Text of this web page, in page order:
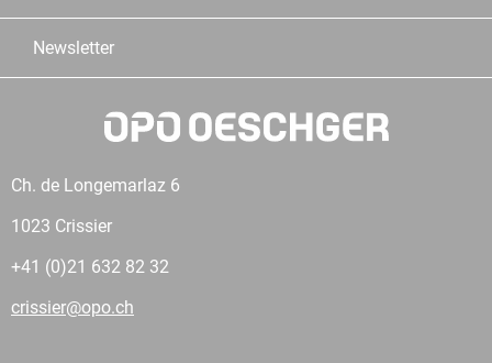
Newsletter
Ch. de Longemarlaz 6
1023 Crissier
+41 (0)21 632 82 32
crissier@opo.ch